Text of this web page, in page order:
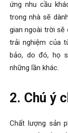
ứng nhu cầu
trong nhà sẽ
gian ngoài trời sẽ
trải nghiệm của
bảo, do đó, họ
những lần khác.
2. Chú ý
Chất lượng sản